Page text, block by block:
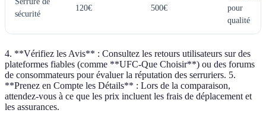
sécurité
120€ 500€
pour
qualité
4. **Vérifiez les Avis** : Consultez les retours utilisateurs sur des
plateformes fiables (comme **UFC-Que Choisir**) ou des forums
de consommateurs pour évaluer la réputation des serruriers. 5.
**Prenez en Compte les Détails** : Lors de la comparaison,
attendez-vous à ce que les prix incluent les frais de déplacement et
les assurances.